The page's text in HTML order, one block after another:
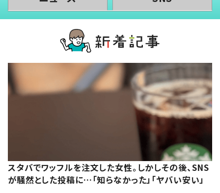
スタバでワッフルを注文した女性。しかしその後、SNS
が騒然とした投稿に…「知らなかった」「ヤバい安い」